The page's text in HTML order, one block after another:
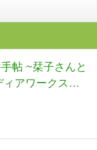
帖 ~栞子さんと
アワークス文